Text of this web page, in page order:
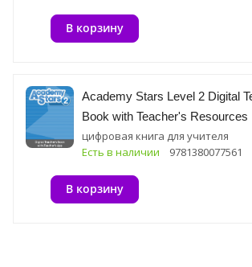
В корзину
Academy Stars Level 2 Digital
Book with Teacher's Resources
цифровая книга для учителя
Есть в наличии
9781380077561
В корзину